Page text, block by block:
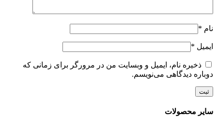
نام *
ایمیل *
ذخیره نام، ایمیل و وبسایت من در مرورگر برای زمانی که
دوباره دیدگاهی می‌نویسم.
سایر محصولات